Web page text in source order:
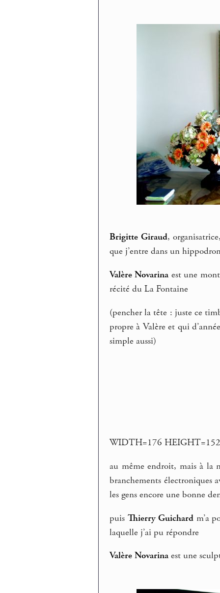
Brigitte Giraud,
que j’entre dans un
Valère Novarina est une
récité du La Fontaine
(pencher la tête : juste ce
propre à Valère et qui
simple aussi)
WIDTH=176
au même endroit, mais à la
branchements
les gens encore une bonne
puis Thierry Guichard m’a
laquelle j’ai pu répondre
Valère Novarina est une